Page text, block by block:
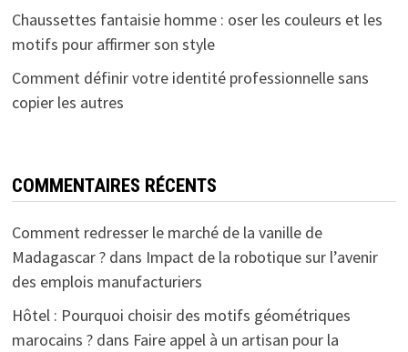
Chaussettes fantaisie homme : oser les couleurs et les
motifs pour affirmer son style
Comment définir votre identité professionnelle sans
copier les autres
COMMENTAIRES RÉCENTS
Comment redresser le marché de la vanille de
Madagascar ?dans Impact de la robotique sur l’avenir
des emplois manufacturiers
Hôtel : Pourquoi choisir des motifs géométriques
marocains ?dans Faire appel à un artisan pour la